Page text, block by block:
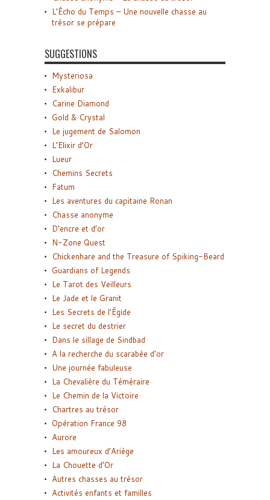
L’Écho du Temps – Une nouvelle chasse au
trésor se prépare
SUGGESTIONS
Mysteriosa
Exkalibur
Carine Diamond
Gold & Crystal
Le jugement de Salomon
L’Elixir d’Or
Lueur
Chemins Secrets
Fatum
Les aventures du capitaine Ronan
Chasse anonyme
D’encre et d’or
N-Zone Quest
Chickenhare and the Treasure of Spiking-Beard
Guardians of Legends
Le Tarot des Veilleurs
Le Jade et le Granit
Les Secrets de l’Égide
Le secret du destrier
Dans le sillage de Sindbad
A la recherche du scarabée d’or
Une journée fabuleuse
La Chevalière du Téméraire
Le Chemin de la Victoire
Chartres au trésor
Opération France 98
Aurore
Les amoureux d’Ariège
La Chouette d’Or
Autres chasses au trésor
Activités enfants et familles